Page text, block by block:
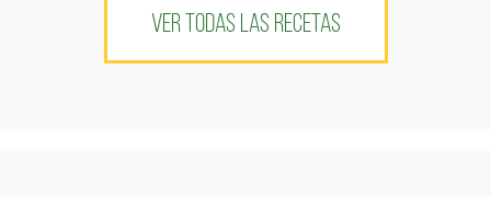
VER TODAS LAS RECETAS